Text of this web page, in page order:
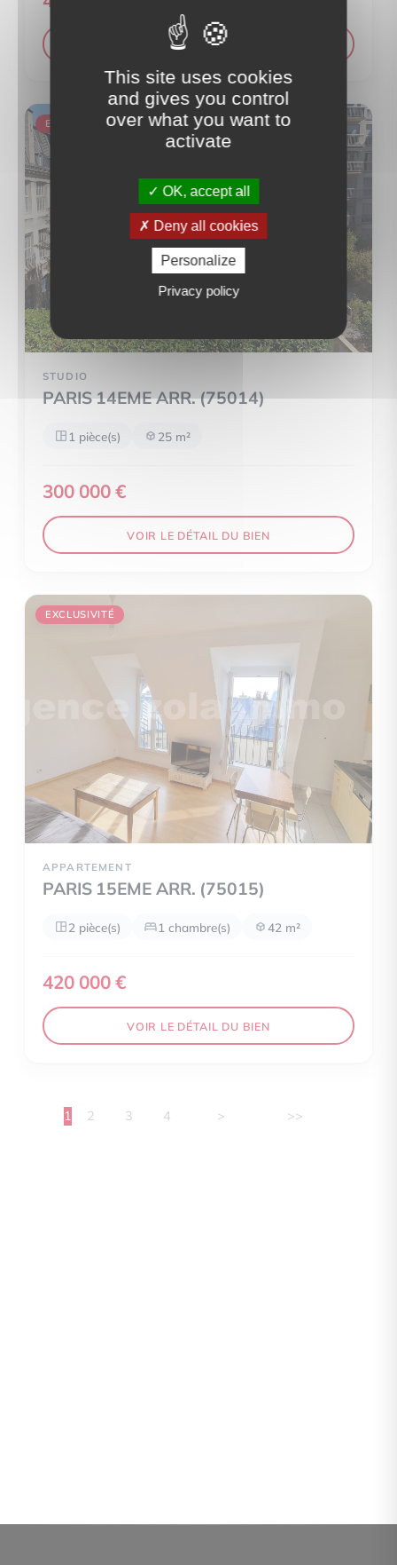
VOIR LE DÉTAIL DU BIEN
EXCLUSIVITÉ
STUDIO
PARIS 14EME ARR. (75014)
1 pièce(s) 25 m²
300 000 €
VOIR LE DÉTAIL DU BIEN
EXCLUSIVITÉ
APPARTEMENT
PARIS 15EME ARR. (75015)
2 pièce(s) 1 chambre(s) 42 m²
420 000 €
VOIR LE DÉTAIL DU BIEN
1 2 3 4 > >>
This site uses cookies
and gives you control
over what you want to
activate
OK, accept all
Deny all cookies
Personalize
Privacy policy